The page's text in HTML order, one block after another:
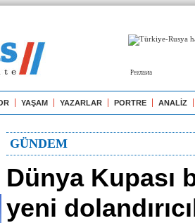
Реклама
YAŞAM YAZARLAR PORTRE ANALİZ
GÜNDEM
Dünya Kupası
yeni